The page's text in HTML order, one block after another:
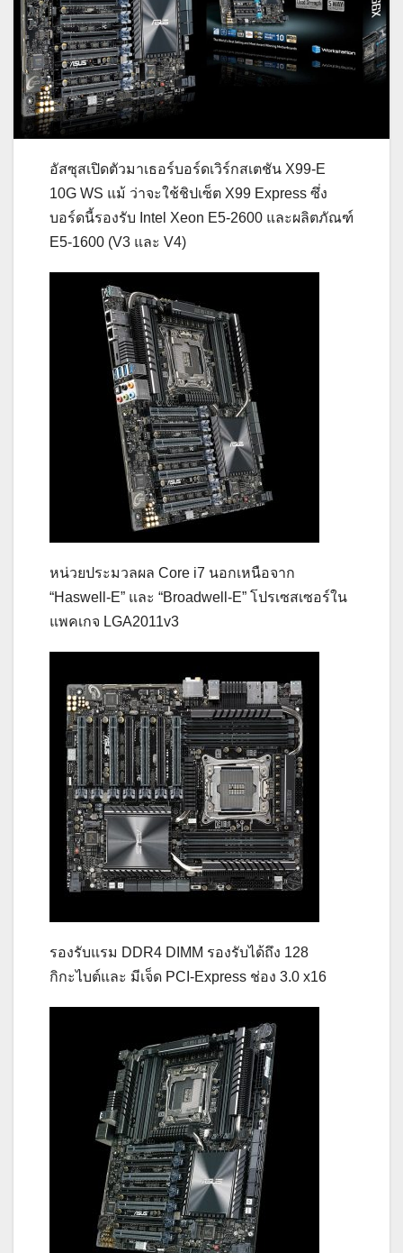
อัสซุสเปิดตัวมาเธอร์บอร์ดเวิร์กสเตชัน X99-E
10G WS แม้ ว่าจะใช้ชิปเซ็ต X99 Express ซึ่ง
บอร์ดนี้รองรับ Intel Xeon E5-2600 และผลิตภัณฑ์
E5-1600 (V3 และ V4)
หน่วยประมวลผล Core i7 นอกเหนือจาก
“Haswell-E” และ “Broadwell-E” โปรเซสเซอร์ใน
แพคเกจ LGA2011v3
รองรับแรม DDR4 DIMM รองรับได้ถึง 128
กิกะไบต์และ มีเจ็ด PCI-Express ช่อง 3.0 x16